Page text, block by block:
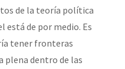
de la teoría política
está de por medio. Es
tener fronteras
plena dentro de las